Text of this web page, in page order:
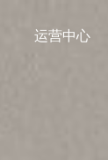
运营中心